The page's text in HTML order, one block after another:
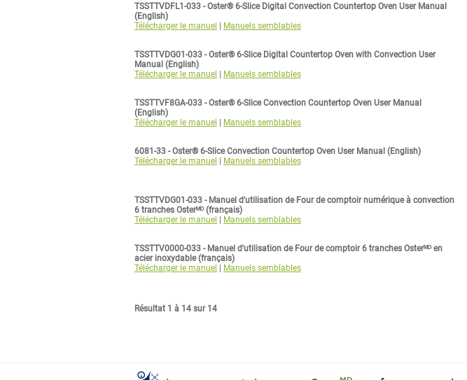
TSSTTVDFL1-033 - Oster® 6-Slice Digital Convection Countertop Oven User Manual
(English)
Télécharger le manuel | Manuels semblables
TSSTTVDG01-033 - Oster® 6-Slice Digital Countertop Oven with Convection User
Manual (English)
Télécharger le manuel
Manuels semblables
TSSTTVF8GA-033 - Oster® 6-Slice Convection Countertop Oven User Manual
(English)
Télécharger le manuel
Manuels semblables
6081-33 - Oster® 6-Slice Convection Countertop Oven User Manual (English)
Télécharger le manuel
Manuels semblables
TSSTTVDG01-033 - Manuel d'utilisation de Four de comptoir numérique à convection
6 tranches Osterᴹᴰ (français)
Télécharger le manuel | Manuels semblables
TSSTTV0000-033 - Manuel d'utilisation de Four de comptoir 6 tranches Osterᴹᴰ en
acier inoxydable (français)
Télécharger le manuel | Manuels semblables
Résultat 1 à 14 sur 14